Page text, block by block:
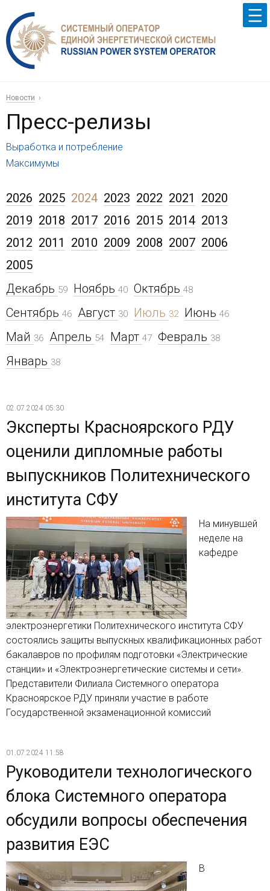
Новости
Пресс-релизы
Выработка и потребление
Максимумы
2026 2025 2024
Декабрь 59 Ноябрь 40 Октябрь 48
Сентябрь 46 Август 30 Июль 32 Июнь 46
Май 36 Апрель 54 Март 47 Февраль 38
Январь 38
2023 2022 2021
2020
2019 2018 2017 2016 2015 2014 2013
2012 2011 2010 2009 2008 2007 2006
2005
02.07.2024 05:30
Эксперты Красноярского РДУ
оценили дипломные работы
выпускников Политехнического
института СФУ
На минувшей
неделе на
кафедре
электроэнергетики Политехнического института СФУ
состоялись защиты выпускных квалификационных работ
бакалавров по профилям подготовки «Электрические
станции» и «Электроэнергетические системы и сети».
Представители Филиала Системного оператора
Красноярское РДУ приняли участие в работе
Государственной экзаменационной комиссий
01.07.2024 11:58
Руководители технологического
блока Системного оператора
обсудили вопросы обеспечения
развития ЕЭС
В